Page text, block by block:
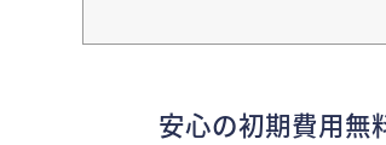
安心の初期費用無